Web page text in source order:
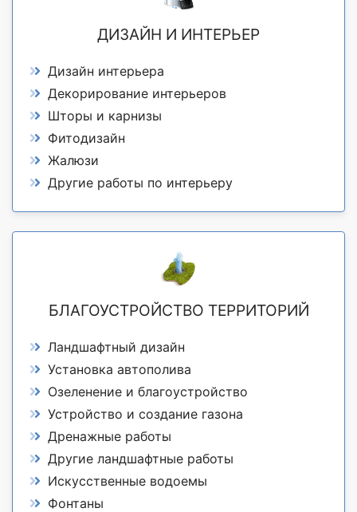
ДИЗАЙН И ИНТЕРЬЕР
Дизайн интерьера
Декорирование интерьеров
Шторы и карнизы
Фитодизайн
Жалюзи
Другие работы по интерьеру
БЛАГОУСТРОЙСТВО ТЕРРИТОРИЙ
Ландшафтный дизайн
Установка автополива
Озеленение и благоустройство
Устройство и создание газона
Дренажные работы
Другие ландшафтные работы
Искусственные водоемы
Фонтаны